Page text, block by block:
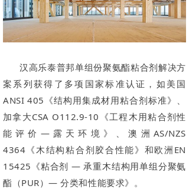
汉高乐泰普邦单组份聚氨酯粘合剂解决方
案系列获得了多项国家标准认证，如美国
ANSI 405《结构用集成材用粘合剂标准》、
加拿大CSA O112.9-10《工程木用粘合剂性
能评价—露天环境》、澳洲AS/NZS
4364《木结构粘合剂胶合性能》和欧洲EN
15425《粘合剂 — 承重木结构用单组分聚氨
酯（PUR）— 分类和性能要求》。